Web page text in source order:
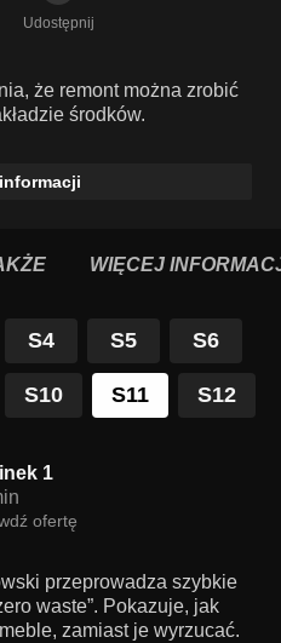
Udostępnij
że remont można zrobić
środków.
WIĘCEJ
S4 S5 S6
S10 S11 S12
1
ofertę
przeprowadza szybkie
waste”. Pokazuje, jak
zamiast je wyrzucać.